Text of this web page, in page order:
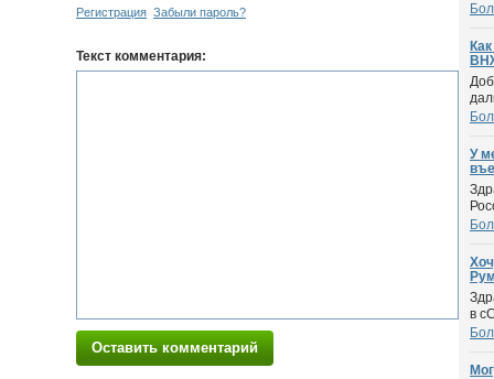
Регистрация Забыли пароль?
Текст комментария:
Оставить комментарий
У
в